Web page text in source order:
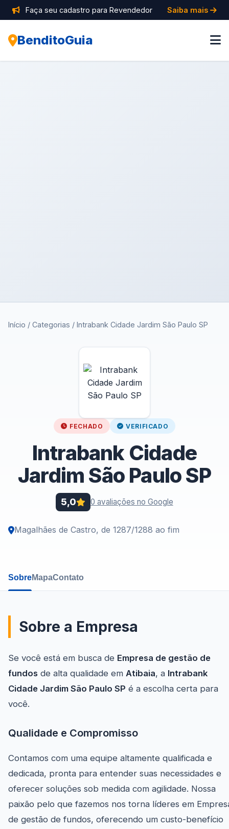
Faça seu cadastro para Revendedor Saiba mais
BenditoGuia
Início / Categorias / Intrabank Cidade Jardim São Paulo SP
FECHADO VERIFICADO
Intrabank Cidade
Jardim São Paulo SP
5,0 0 avaliações no Google
Magalhães de Castro, de 1287/1288 ao fim
SobreMapaContato
Sobre a Empresa
Se você está em busca de Empresa de gestão de
fundos de alta qualidade em Atibaia, a Intrabank
Cidade Jardim São Paulo SP é a escolha certa para
você.
Qualidade e Compromisso
Contamos com uma equipe altamente qualificada e
dedicada, pronta para entender suas necessidades e
oferecer soluções sob medida com agilidade. Nossa
paixão pelo que fazemos nos torna líderes em
de gestão de fundos, oferecendo um custo-benefício